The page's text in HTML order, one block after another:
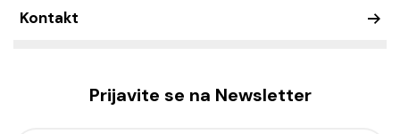
Kontakt
Prijavite se na Newsletter